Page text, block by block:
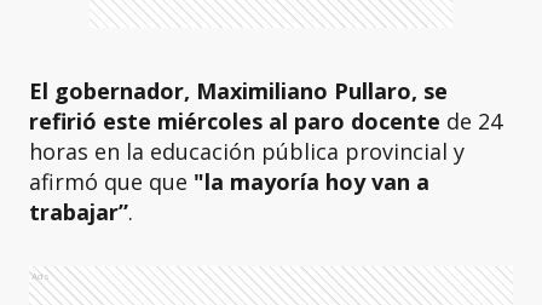
El gobernador, Maximiliano Pullaro, se
refirió este miércoles al paro docente de 24
horas en la educación pública provincial y
afirmó que que "la mayoría hoy van a
trabajar”.
Ads